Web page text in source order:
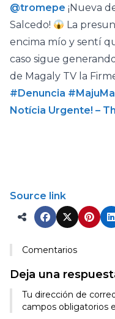
@tromepe ¡Nueva
Salcedo!
La
encima mío y sentí
caso sigue
de Magaly TV la
#Denuncia
Notícia Urgente! –
Source link
Comentarios
Deja una
Tu dirección de
campos obligatorios